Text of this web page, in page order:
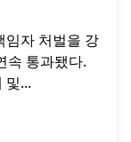
임자 처벌을 강
속 통과됐다.
및...